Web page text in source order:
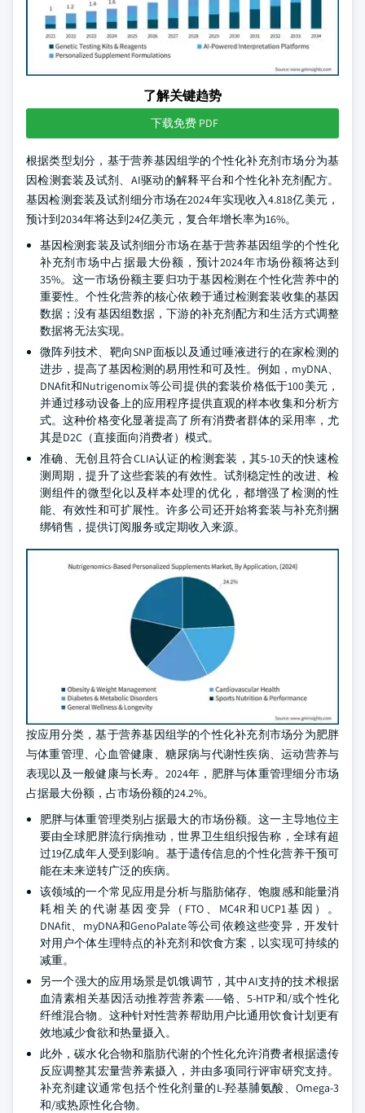
了解关键趋势
下载免费 PDF
根据类型划分，基于营养基因组学的个性化补充剂市场分为基
因检测套装及试剂、AI驱动的解释平台和个性化补充剂配方。
基因检测套装及试剂细分市场在2024年实现收入4.818亿美元，
预计到2034年将达到24亿美元，复合年增长率为16%。
基因检测套装及试剂细分市场在基于营养基因组学的个性化
补充剂市场中占据最大份额，预计2024年市场份额将达到
35%。这一市场份额主要归功于基因检测在个性化营养中的
重要性。个性化营养的核心依赖于通过检测套装收集的基因
数据；没有基因组数据，下游的补充剂配方和生活方式调整
数据将无法实现。
微阵列技术、靶向SNP面板以及通过唾液进行的在家检测的
进步，提高了基因检测的易用性和可及性。例如，myDNA、
DNAfit和Nutrigenomix等公司提供的套装价格低于100美元，
并通过移动设备上的应用程序提供直观的样本收集和分析方
式。这种价格变化显著提高了所有消费者群体的采用率，尤
其是D2C（直接面向消费者）模式。
准确、无创且符合CLIA认证的检测套装，其5-10天的快速检
测周期，提升了这些套装的有效性。试剂稳定性的改进、检
测组件的微型化以及样本处理的优化，都增强了检测的性
能、有效性和可扩展性。许多公司还开始将套装与补充剂捆
绑销售，提供订阅服务或定期收入来源。
按应用分类，基于营养基因组学的个性化补充剂市场分为肥胖
与体重管理、心血管健康、糖尿病与代谢性疾病、运动营养与
表现以及一般健康与长寿。2024年，肥胖与体重管理细分市场
占据最大份额，占市场份额的24.2%。
肥胖与体重管理类别占据最大的市场份额。这一主导地位主
要由全球肥胖流行病推动，世界卫生组织报告称，全球有超
过19亿成年人受到影响。基于遗传信息的个性化营养干预可
能在未来逆转广泛的疾病。
该领域的一个常见应用是分析与脂肪储存、饱腹感和能量消
耗相关的代谢基因变异（FTO、MC4R和UCP1基因）。
DNAfit、myDNA和GenoPalate等公司依赖这些变异，开发针
对用户个体生理特点的补充剂和饮食方案，以实现可持续的
减重。
另一个强大的应用场景是饥饿调节，其中AI支持的技术根据
血清素相关基因活动推荐营养素——铬、5-HTP和/或个性化
纤维混合物。这种针对性营养帮助用户比通用饮食计划更有
效地减少食欲和热量摄入。
此外，碳水化合物和脂肪代谢的个性化允许消费者根据遗传
反应调整其宏量营养素摄入，并由多项同行评审研究支持。
补充剂建议通常包括个性化剂量的L-羟基脯氨酸、Omega-3
和/或热原性化合物。